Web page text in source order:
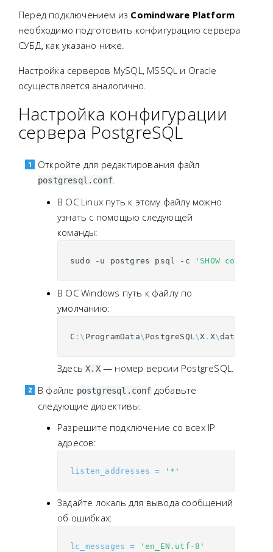
Перед подключением из Comindware Platform
необходимо подготовить конфигурацию сервера
СУБД, как указано ниже.
Настройка серверов MySQL, MSSQL и Oracle
осуществляется аналогично.
Настройка конфигурации
сервера PostgreSQL
Откройте для редактирования файл
postgresql.conf.
В ОС Linux путь к этому файлу можно
узнать с помощью следующей
команды:
sudo -u postgres psql -c 'SHOW
В ОС Windows путь к файлу по
умолчанию:
C :\ ProgramData\ PostgreSQL \X . X\data
ЗдесьX.X— номер версии PostgreSQL.
В файле postgresql.conf добавьте
следующие директивы:
Разрешите подключение со всех IP
адресов:
listen_addresses = '*'
Задайте локаль для вывода сообщений
об ошибках:
lc_messages = 'en_EN.utf-8'